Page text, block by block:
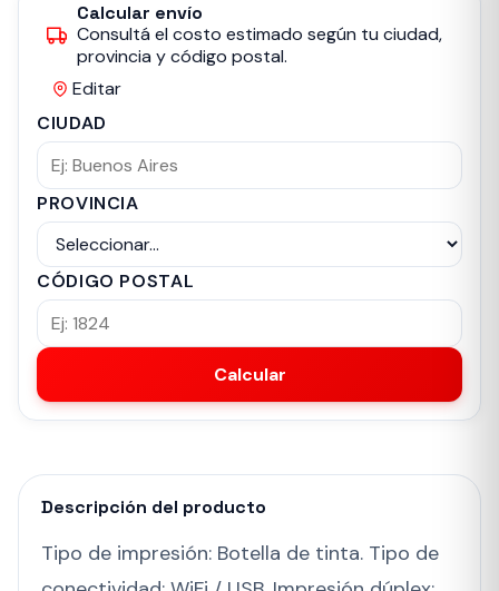
Calcular envío
Consultá el costo estimado según tu ciudad,
provincia y código postal.
Editar
CIUDAD
PROVINCIA
CÓDIGO POSTAL
Calcular
Descripción del producto
Tipo de impresión: Botella de tinta. Tipo de